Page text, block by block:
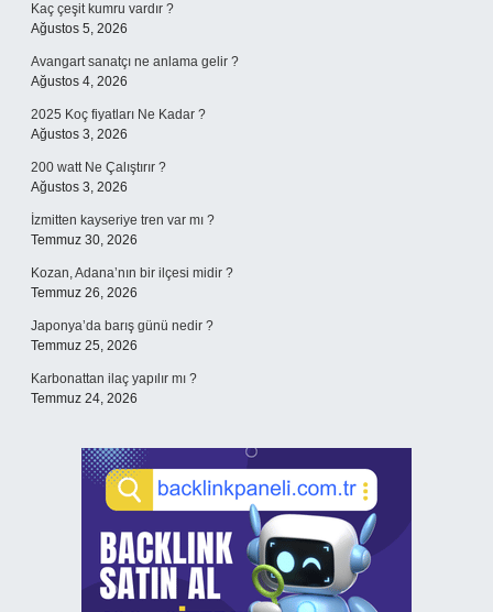
Kaç çeşit kumru vardır ?
Ağustos 5, 2026
Avangart sanatçı ne anlama gelir ?
Ağustos 4, 2026
2025 Koç fiyatları Ne Kadar ?
Ağustos 3, 2026
200 watt Ne Çalıştırır ?
Ağustos 3, 2026
İzmitten kayseriye tren var mı ?
Temmuz 30, 2026
Kozan, Adana’nın bir ilçesi midir ?
Temmuz 26, 2026
Japonya’da barış günü nedir ?
Temmuz 25, 2026
Karbonattan ilaç yapılır mı ?
Temmuz 24, 2026